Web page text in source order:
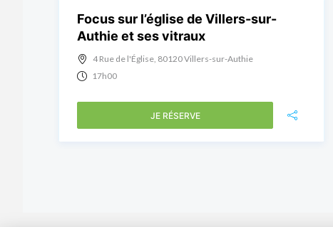
Focus sur l’église de Villers-sur-
Authie et ses vitraux
4 Rue de l'Église, 80120 Villers-sur-Authie
17h00
JE RÉSERVE